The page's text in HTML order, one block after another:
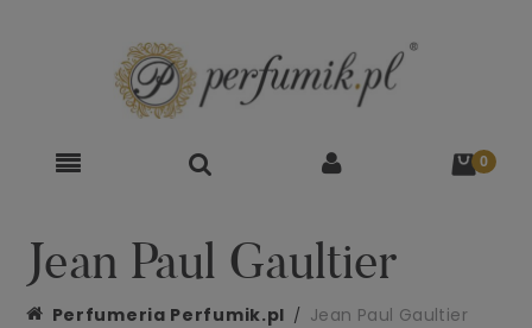
Jean Paul Gaultier
Perfumeria Perfumik.pl Jean Paul Gaultier